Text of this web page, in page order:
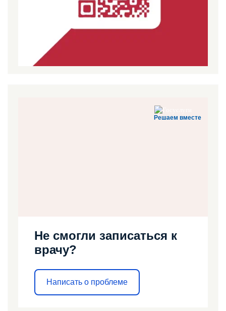
Решаем вместе
Не смогли записаться к
врачу?
Написать о проблеме